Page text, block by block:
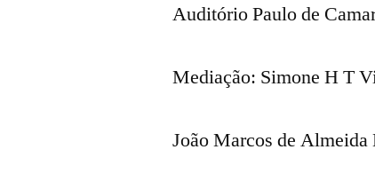
Auditório Paulo de
Mediação: Simone H T
João Marcos de Almeida